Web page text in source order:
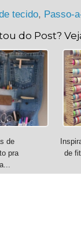
tecido, Passo-
do Post?
de
pra
de